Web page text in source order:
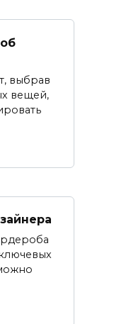
выбрав
вещей,